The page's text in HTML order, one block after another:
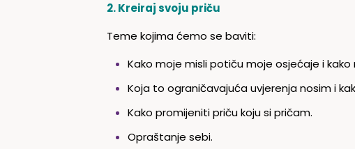
2. Kreiraj svoju priču
Teme kojima ćemo se baviti:
Kako moje misli potiču moje osjećaje i kako
Koja to ograničavajuća uvjerenja nosim i
Kako promijeniti priču koju si pričam.
Opraštanje sebi.